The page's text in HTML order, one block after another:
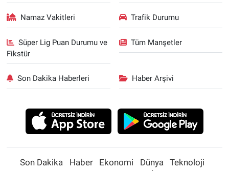
Namaz Vakitleri Trafik Durumu
Süper Lig Puan Durumu ve
Fikstür
Tüm Manşetler
Son Dakika Haberleri Haber Arşivi
Son Dakika Haber Ekonomi Dünya
Teknoloji